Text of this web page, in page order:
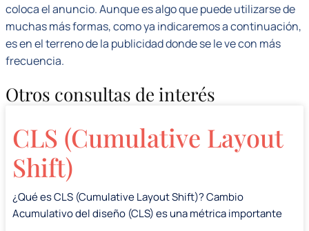
coloca el anuncio. Aunque es algo que puede utilizarse de
muchas más formas, como ya indicaremos a continuación,
es en el terreno de la publicidad donde se le ve con más
frecuencia.
Otros consultas de interés
CLS (Cumulative Layout
Shift)
¿Qué es CLS (Cumulative Layout Shift)? Cambio
Acumulativo del diseño (CLS) es una métrica importante